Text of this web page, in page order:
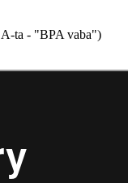
ta - "BPA vaba")